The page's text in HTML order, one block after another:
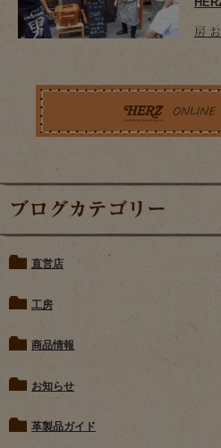
房
ブログカテゴリー
直営店
工房
商品情報
お知らせ
革製品ガイド